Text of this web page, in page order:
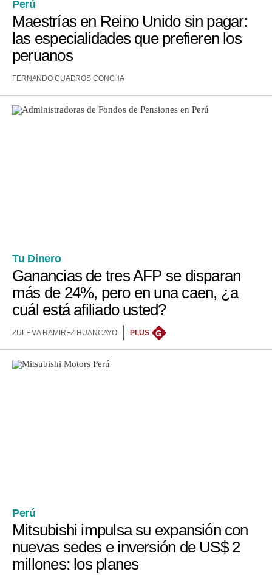
Perú
Maestrías en Reino Unido sin pagar:
las especialidades que prefieren los
peruanos
FERNANDO CUADROS CONCHA
Tu Dinero
Ganancias de tres AFP se disparan
más de 24%, pero en una caen, ¿a
cuál está afiliado usted?
ZULEMA RAMIREZ HUANCAYO PLUS G
Perú
Mitsubishi impulsa su expansión con
nuevas sedes e inversión de US$ 2
millones: los planes